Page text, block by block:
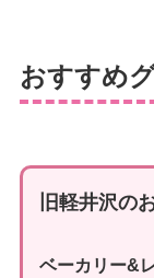
おすすめ
旧軽井沢の
ベーカリー&